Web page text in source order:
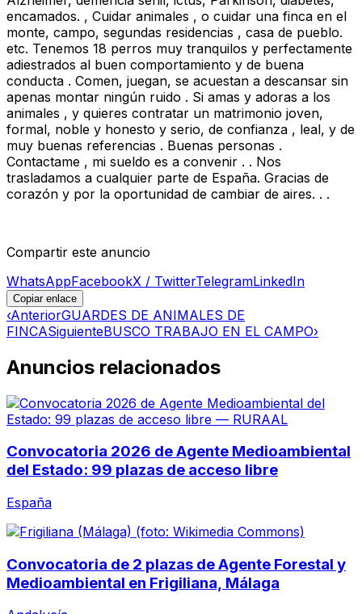
encamados. , Cuidar animales , o cuidar una finca en el
monte, campo, segundas residencias , casa de pueblo.
etc. Tenemos 18 perros muy tranquilos y perfectamente
adiestrados al buen comportamiento y de buena
conducta . Comen, juegan, se acuestan a descansar sin
apenas montar ningún ruido . Si amas y adoras a los
animales , y quieres contratar un matrimonio joven,
formal, noble y honesto y serio, de confianza , leal, y de
muy buenas referencias . Buenas personas .
Contactame , mi sueldo es a convenir . . Nos
trasladamos a cualquier parte de España. Gracias de
corazón y por la oportunidad de cambiar de aires. . .
Compartir este anuncio
WhatsAppFacebookX / TwitterTelegramLinkedIn
Copiar enlace
‹AnteriorGUARDES DE ANIMALES DE
FINCASiguienteBUSCO TRABAJO EN EL CAMPO›
Anuncios relacionados
Convocatoria 2026 de Agente Medioambiental
del Estado: 99 plazas de acceso libre
España
Convocatoria de 2 plazas de Agente Forestal y
Medioambiental en Frigiliana, Málaga